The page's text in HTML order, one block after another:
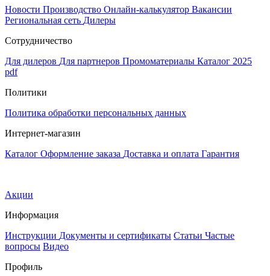
Новости Производство Онлайн-калькулятор Вакансии
Региональная сеть Дилеры
Сотрудничество
Для дилеров Для партнеров Промоматериалы Каталог 2025
pdf
Политики
Политика обработки персональных данных
Интернет-магазин
Каталог Оформление заказа Доставка и оплата Гарантия
Акции
Информация
Инструкции Документы и сертификаты Статьи Частые
вопросы Видео
Профиль